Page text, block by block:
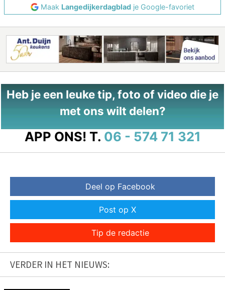
Maak Langedijkerdagblad je Google-favoriet
Heb je een leuke tip, foto of video die je
met ons wilt delen?
APP ONS! T. 06 - 574 71 321
Deel op Facebook
Post op X
Tip de redactie
VERDER IN HET NIEUWS: